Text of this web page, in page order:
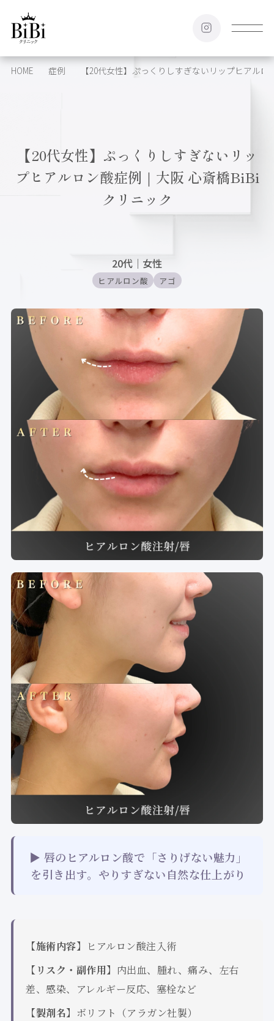
HOME 症例 【20代女性】ぷっくりしすぎないリップヒアル
【20代女性】ぷっくりしすぎないリッ
プヒアルロン酸症例｜大阪 心斎橋BiBi
クリニック
20代 ｜ 女性
ヒアルロン酸 アゴ
▶ 唇のヒアルロン酸で「さりげない魅力」
を引き出す。やりすぎない自然な仕上がり
【施術内容】 ヒアルロン酸注入術
【リスク・副作用】 内出血、腫れ、痛み、左右
差、感染、アレルギー反応、塞栓など
【製剤名】 ボリフト（アラガン社製）